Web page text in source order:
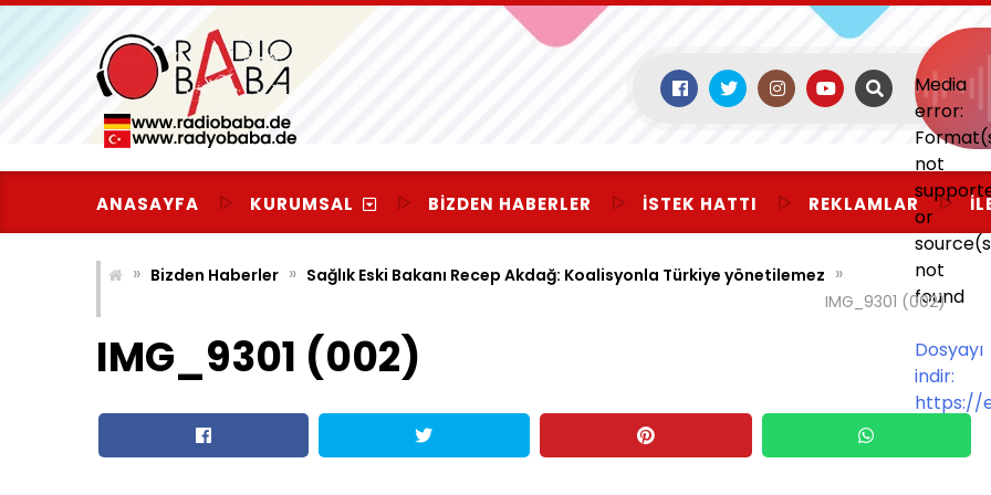
Skip
content
Media
error:
not
or
not
found
Dosyayı
indir:
https://
ANASAYFA KURUMSAL BIZDEN HABERLER İSTEK HATTI REKLAMLAR
» Bizden Haberler » Sağlık Eski Bakanı Recep Akdağ: Koalisyonla Türkiye yönetilemez »
IMG_9301 (002)
IMG_9301 (002)